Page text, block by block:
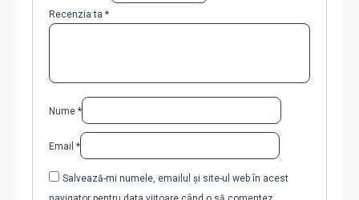
Recenzia ta *
Nume *
Email *
Salvează-mi numele, emailul și site-ul web în acest